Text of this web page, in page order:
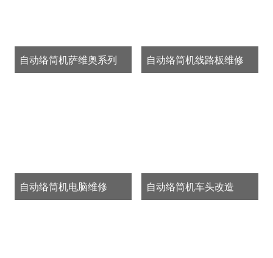
自动络筒机萨维奥系列 自动络筒机线路板维修
自动络筒机电脑维修 自动络筒机车头改造